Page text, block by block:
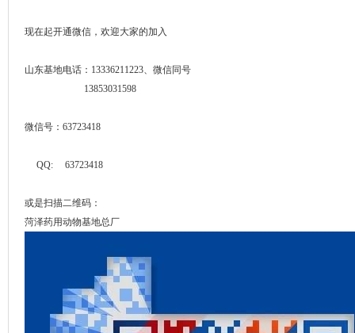
现在起开通微信，欢迎大家的加入
山东基地电话：13336211223、微信同号
13853031598
微信号：63723418
QQ: 63723418
或是扫描二维码：
菏泽药用动物基地总厂